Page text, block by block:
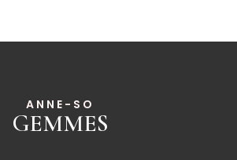
ANNE-SO
GEMMES